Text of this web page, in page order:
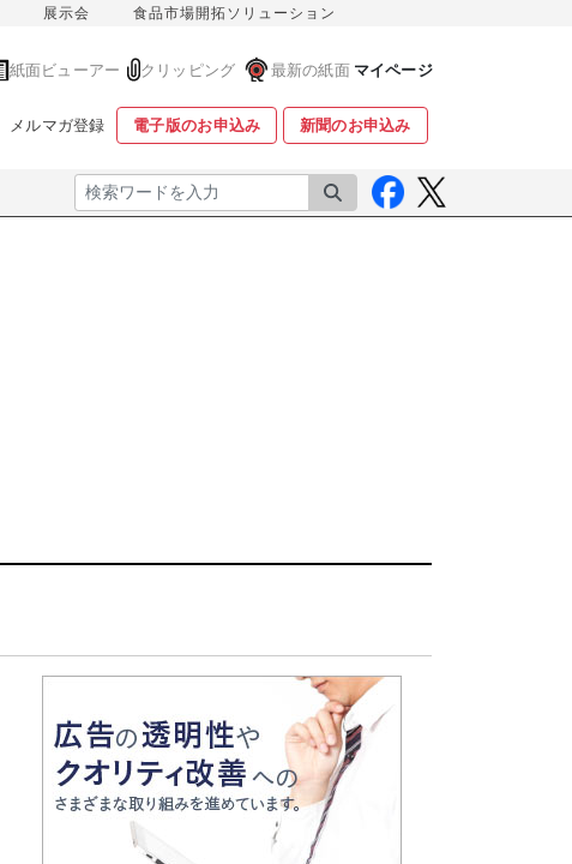
展示会 食品市場開拓ソリューション
紙面ビューアー クリッピング 最新の紙面 マイページ
メルマガ登録 電子版のお申込み 新聞のお申込み
検索